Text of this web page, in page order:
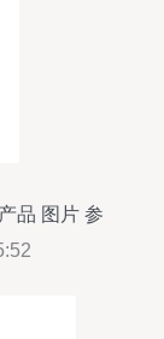
品 图片 参